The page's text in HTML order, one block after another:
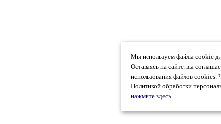
Мы используем файлы cookie
Оставаясь на сайте, вы
использования файлов cookies.
Политикой обработки
нажмите здесь.